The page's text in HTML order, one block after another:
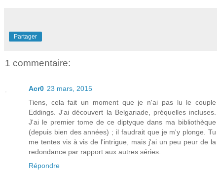
Partager
1 commentaire:
Acr0 23 mars, 2015
Tiens, cela fait un moment que je n'ai pas lu le couple
Eddings. J'ai découvert la Belgariade, préquelles incluses.
J'ai le premier tome de ce diptyque dans ma bibliothèque
(depuis bien des années) ; il faudrait que je m'y plonge. Tu
me tentes vis à vis de l'intrigue, mais j'ai un peu peur de la
redondance par rapport aux autres séries.
Répondre